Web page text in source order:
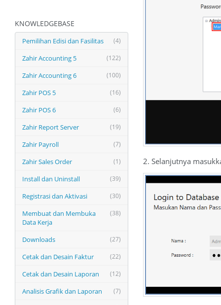
KNOWLEDGEBASE
(4)
Pemilihan Edisi dan Fasilitas
(122)
Zahir Accounting 5
(100)
Zahir Accounting 6
(16)
Zahir POS 5
(6)
Zahir POS 6
(19)
Zahir Report Server
(7)
Zahir Payroll
(1)
Zahir Sales Order
(39)
Install dan Uninstall
(30)
Registrasi dan Aktivasi
(38)
Membuat dan Membuka
Data Kerja
(27)
Downloads
(22)
Cetak dan Desain Faktur
(12)
Cetak dan Desain Laporan
(7)
Analisis Grafik dan Laporan
2. Selanjutnya